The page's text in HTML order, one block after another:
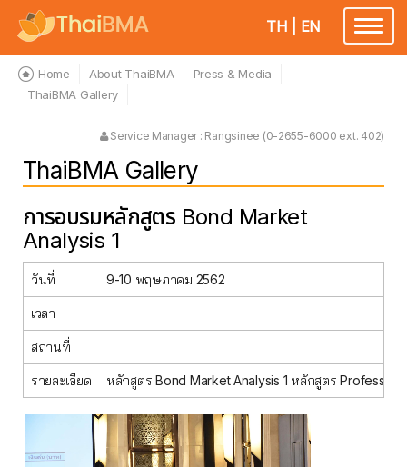
Toggle
TH EN
Home About ThaiBMA
Press & Media
ThaiBMA Gallery
Service Manager : Rangsinee (0-2655-6000 ext. 402)
ThaiBMA Gallery
การอบรมหลักสูตร Bond Market
Analysis 1
วันที่ 9-10 พฤษภาคม 2562
เวลา
สถานที่
รายละเอียด หลักสูตร Bond Market Analysis 1 หลักสูตร